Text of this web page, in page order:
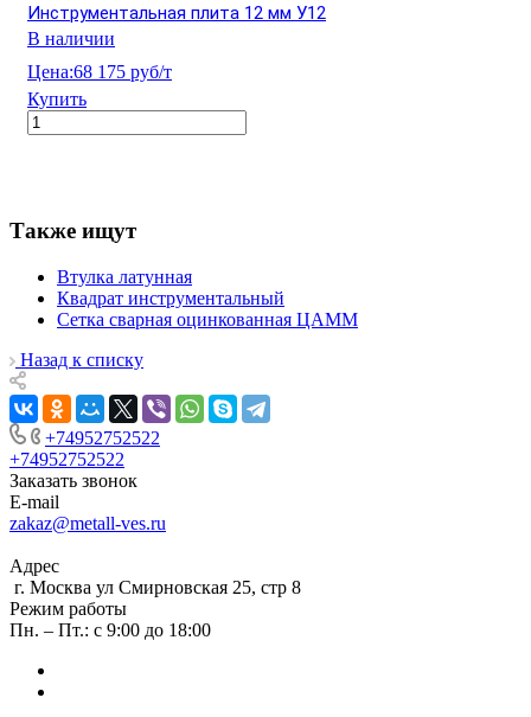
Инструментальная плита 12 мм У12
В наличии
Цена:68 175 руб/т
Купить
Также ищут
Втулка латунная
Квадрат инструментальный
Сетка сварная оцинкованная ЦАММ
Назад к списку
+74952752522
+74952752522
Заказать звонок
E-mail
zakaz@metall-ves.ru
Адрес
г. Москва ул Смирновская 25, стр 8
Режим работы
Пн. – Пт.: с 9:00 до 18:00